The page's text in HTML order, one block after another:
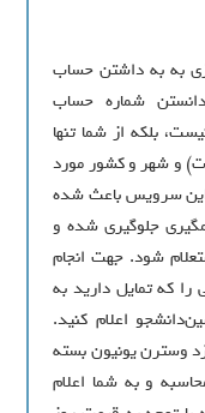
به به داشتن حساب
شماره حساب
بلکه از شما تنها
و شهر و کشور مورد
این سرویس باعث شده
جلوگیری شده و
شود. جهت انجام
که تمایل دارید به
اعلام کنید.
وسترن یونیون بسته
و به شما اعلام